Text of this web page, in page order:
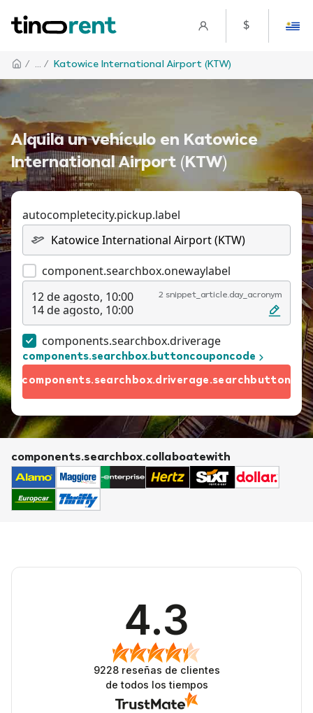
$
/ ... / Katowice International Airport (KTW)
Alquila un vehículo en Katowice
International Airport (KTW)
autocompletecity.pickup.label
component.searchbox.onewaylabel
12 de agosto, 10:00
14 de agosto, 10:00
2 snippet_article.day_acronym
components.searchbox.driverage
components.searchbox.buttoncouponcode
components.searchbox.driverage.searchbutton
components.searchbox.collaboatewith
4.3
9228reseñas de clientes
de todos los tiempos